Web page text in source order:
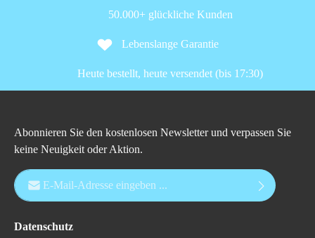
50.000+ glückliche Kunden
Lebenslange Garantie
Heute bestellt, heute versendet (bis 17:30)
Abonnieren Sie den kostenlosen Newsletter und verpassen Sie
keine Neuigkeit oder Aktion.
E-Mail-Adresse*
Datenschutz